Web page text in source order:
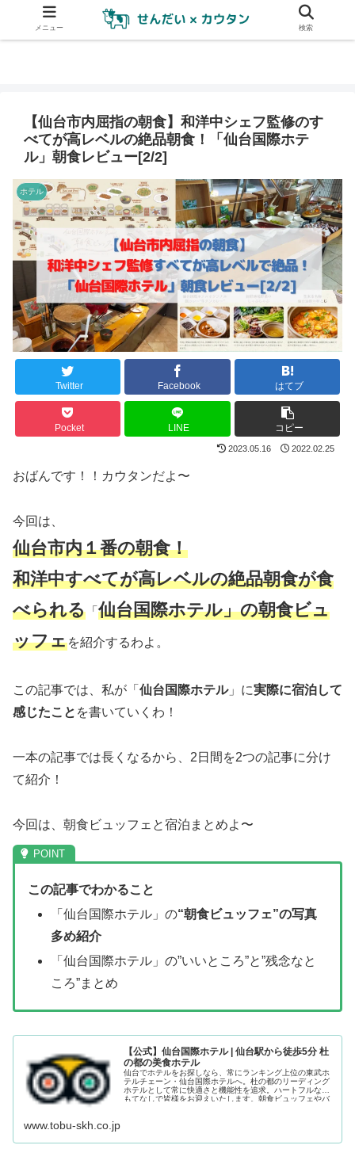
【仙台市内屈指の朝食】和洋中シェフ監修のす
べてが高レベルの絶品朝食！「仙台国際ホテ
ル」朝食レビュー[2/2]
ホテル
Twitter Facebook はてブ
Pocket LINE コピー
2023.05.16 2022.02.25
おばんです！！カウタンだよ〜
今回は、
仙台市内１番の朝食！
和洋中すべてが高レベルの絶品朝食が食
べられる 「 仙台国際ホテル」の朝食ビュ
ッフェを紹介するわよ。
この記事では、私が「 仙台国際ホテル」に実際に宿泊して
感じたこと を書いていくわ！
一本の記事では長くなるから、2日間を2つの記事に分け
て紹介！
今回は、朝食ビュッフェと宿泊まとめよ〜
この記事でわかること
「仙台国際ホテル」の“朝食ビュッフェ”の写真
多め紹介
「仙台国際ホテル」の”いいところ”と”残念なと
ころ”まとめ
【公式】仙台国際ホテル | 仙台駅から徒歩5分 杜
の都の美食ホテル
仙台でホテルをお探しなら、常にランキング上位の東武ホ
テルチェーン・仙台国際ホテルへ。杜の都のリーディング
ホテルとして常に快適さと機能性を追求。ハートフルなお
もてなしで皆様をお迎えいたします。朝食ビュッフェやバ
www.tobu-skh.co.jp
メニュー 検索